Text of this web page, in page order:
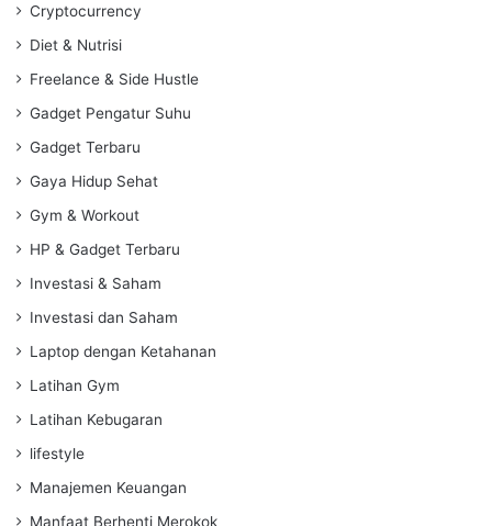
Cryptocurrency
Diet & Nutrisi
Freelance & Side Hustle
Gadget Pengatur Suhu
Gadget Terbaru
Gaya Hidup Sehat
Gym & Workout
HP & Gadget Terbaru
Investasi & Saham
Investasi dan Saham
Laptop dengan Ketahanan
Latihan Gym
Latihan Kebugaran
lifestyle
Manajemen Keuangan
Manfaat Berhenti Merokok